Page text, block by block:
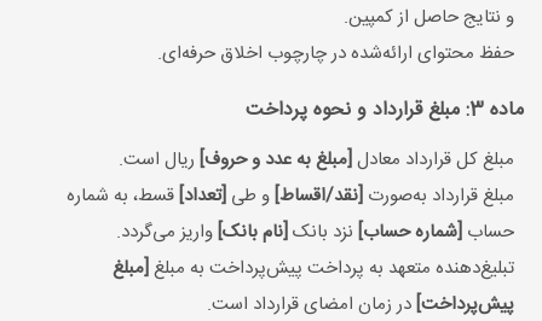
و نتایج حاصل از کمپین.
حفظ محتوای ارائه‌شده در چارچوب اخلاق حرفه‌ای.
ماده 3: مبلغ قرارداد و نحوه پرداخت
مبلغ کل قرارداد معادل [مبلغ به عدد و حروف] ریال است.
مبلغ قرارداد به‌صورت [نقد/اقساط] و طی [تعداد] قسط، به شماره
حساب [شماره حساب] نزد بانک [نام بانک] واریز می‌گردد.
تبلیغ‌دهنده متعهد به پرداخت پیش‌پرداخت به مبلغ [مبلغ
پیش‌پرداخت] در زمان امضای قرارداد است.